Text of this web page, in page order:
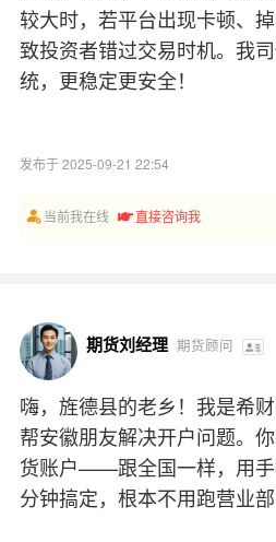
较大时，若平台出现卡顿、
致投资者错过交易时机。我
统，更稳定更安全！
发布于 2025-09-21 22:54
当前我在线 直接咨询我
期货刘经理 期货顾问
嗨，旌德县的老乡！我是希
帮安徽朋友解决开户问题。
货账户——跟全国一样，用
分钟搞定，根本不用跑营业部